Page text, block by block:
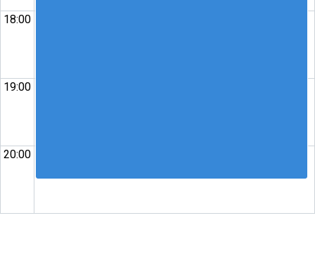
18:00
19:00
20:00